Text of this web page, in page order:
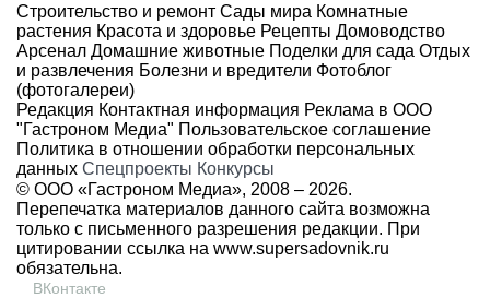
Строительство и ремонт Сады мира Комнатные
растения Красота и здоровье Рецепты Домоводство
Арсенал Домашние животные Поделки для сада Отдых
и развлечения Болезни и вредители Фотоблог
(фотогалереи)
Редакция Контактная информация Реклама в ООО
"Гастроном Медиа" Пользовательское соглашение
Политика в отношении обработки персональных
данных Спецпроекты Конкурсы
© ООО «Гастроном Медиа», 2008 – 2026.
Перепечатка материалов данного сайта возможна
только с письменного разрешения редакции. При
цитировании ссылка на www.supersadovnik.ru
обязательна.
ВКонтакте